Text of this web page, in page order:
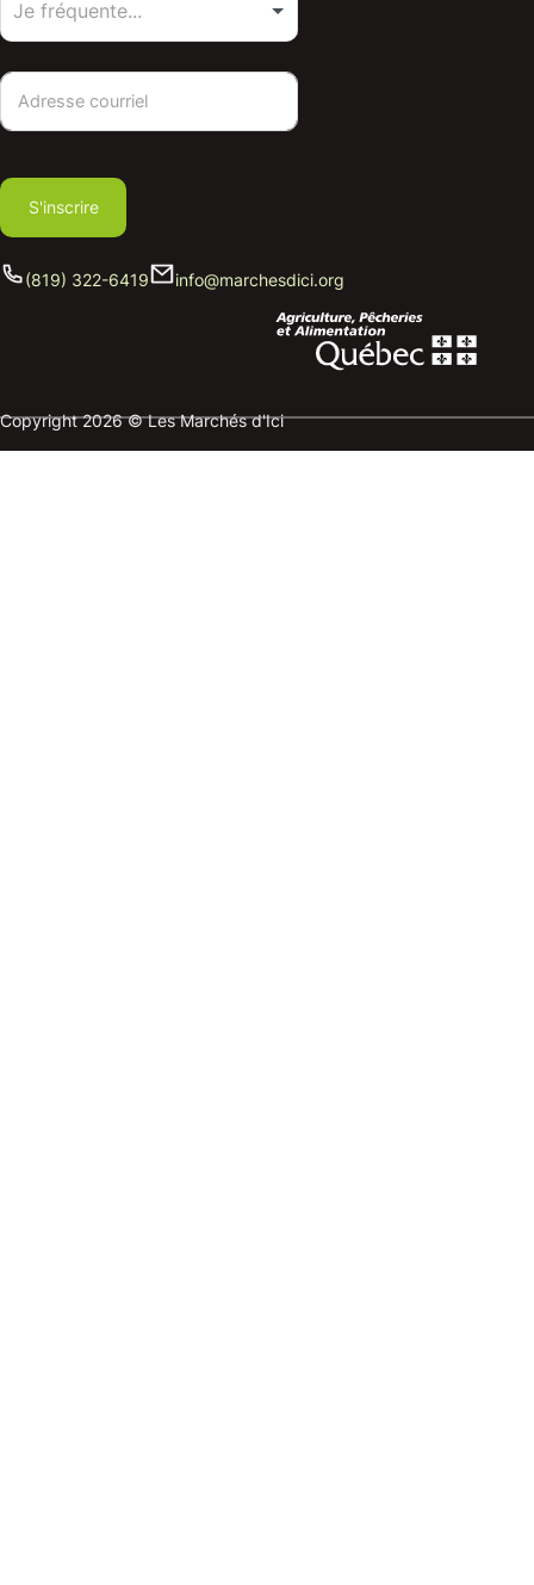
S'inscrire
(819) 322-6419 info@marchesdici.org
Copyright 2026 © Les Marchés d'Ici